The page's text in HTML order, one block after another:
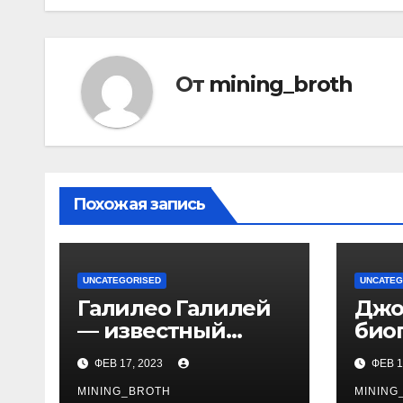
От mining_broth
Похожая запись
UNCATEGORISED
Галилео Галилей
— известный
ученый и его
открытия —
краткая
ФЕВ 17, 2023
MINING_BROTH
ФЕВ